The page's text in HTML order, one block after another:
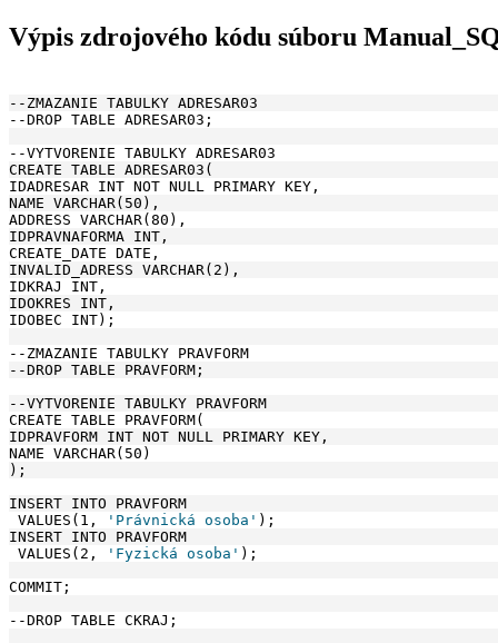
Výpis zdrojového kódu súboru
--ZMAZANIE TABULKY ADRESAR03
--DROP TABLE ADRESAR03;
--VYTVORENIE TABULKY ADRESAR03
CREATE TABLE ADRESAR03(
IDADRESAR INT NOT NULL PRIMARY KEY,
NAME VARCHAR(50),
ADDRESS VARCHAR(80),
IDPRAVNAFORMA INT,
CREATE_DATE DATE,
INVALID_ADRESS VARCHAR(2),
IDKRAJ INT,
IDOKRES INT,
IDOBEC INT);
--ZMAZANIE TABULKY PRAVFORM
--DROP TABLE PRAVFORM;
--VYTVORENIE TABULKY PRAVFORM
CREATE TABLE PRAVFORM(
IDPRAVFORM INT NOT NULL PRIMARY KEY,
NAME VARCHAR(50)
);
INSERT INTO PRAVFORM
VALUES(1,
'Právnická osoba' );
INSERT INTO PRAVFORM
VALUES(2,
'Fyzická osoba' );
COMMIT;
--DROP TABLE CKRAJ;